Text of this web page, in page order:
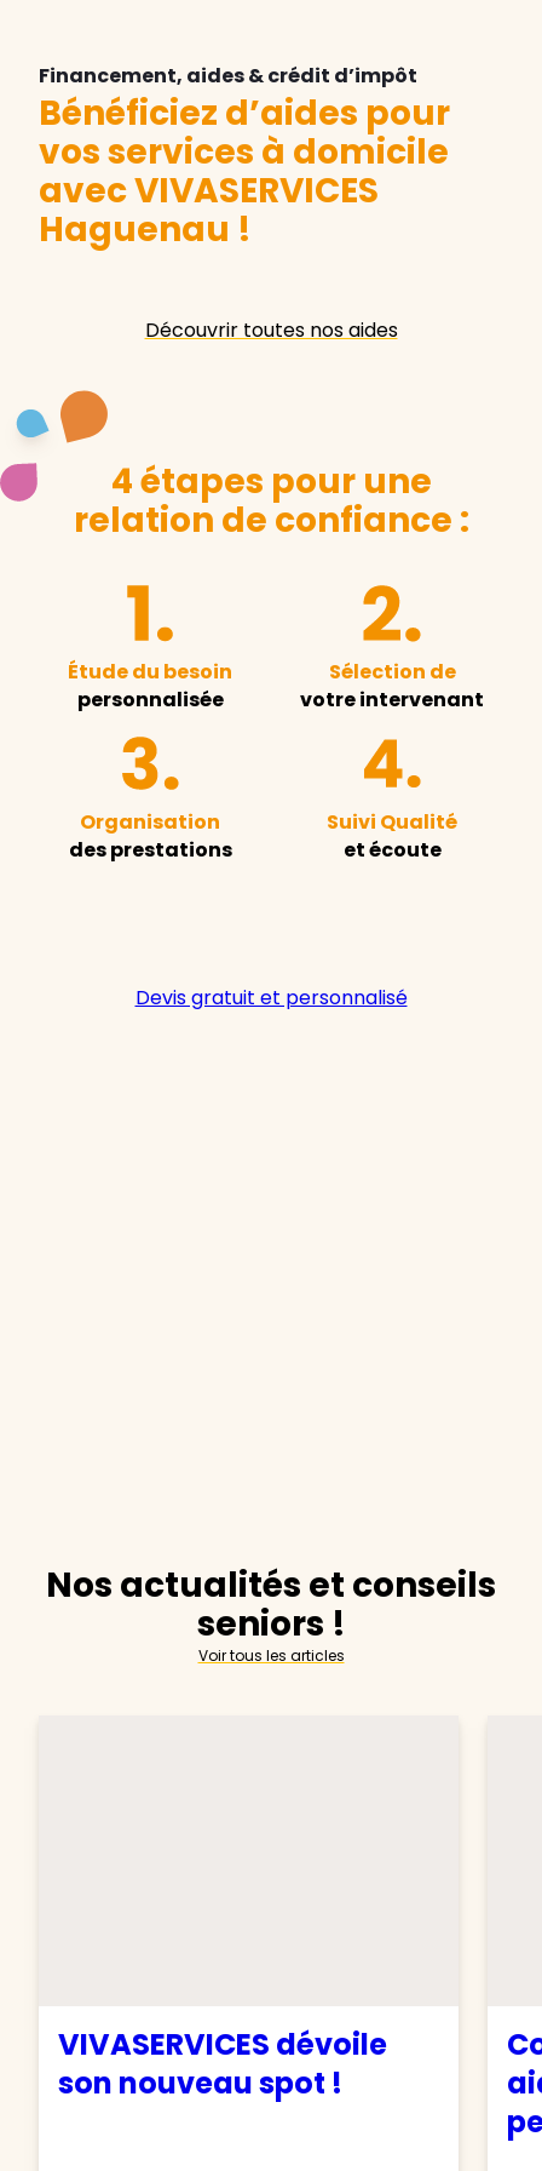
Financement, aides & crédit d’impôt
Bénéficiez d’aides pour
vos services à domicile
avec VIVASERVICES
Haguenau !
Découvrir toutes nos aides
4 étapes pour une
relation de confiance :
Étude du besoin
personnalisée
Sélection de
votre intervenant
Organisation
des prestations
Suivi Qualité
et écoute
Devis gratuit et personnalisé
Nos actualités et conseils
seniors !
Voir tous les articles
VIVASERVICES dévoile
son nouveau spot !